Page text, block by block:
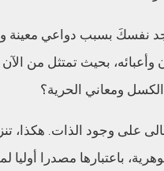
نفسكَ بسبب دواعي معينة
وأعبائه، بحيث تمتثل من
الكسل ومعاني الحرية؟
على وجود الذات. هكذا ، ت
، باعتبارها مصدرا أوليا